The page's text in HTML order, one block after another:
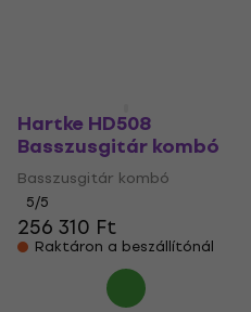
Hartke HD508
Basszusgitár kombó
Basszusgitár kombó
5/5
256 310 Ft
Raktáron a beszállítónál